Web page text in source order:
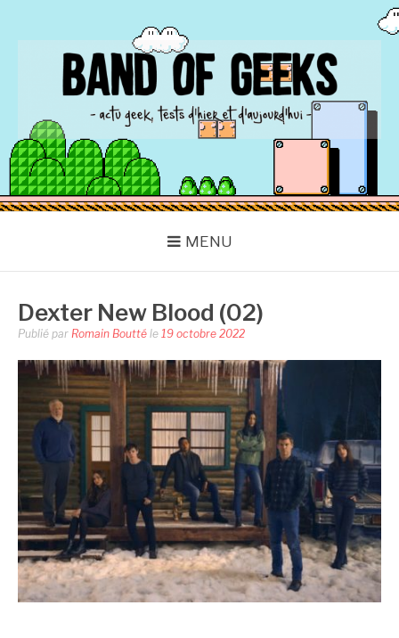
BAND OF GEEKS
Actu Geek d'hier et d'aujourd'hui
MENU
Dexter New Blood (02)
Publié par Romain Boutté le 19 octobre 2022